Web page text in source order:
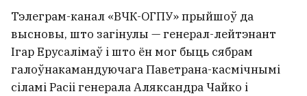
Тэлеграм-канал «ВЧК-ОГПУ» прыйшоў да
высновы, што загінулы — генерал-лейтэнант
Ігар Ерусалімаў і што ён мог быць сябрам
галоўнакамандуючага Паветрана-касмічнымі
сіламі Расіі генерала Аляксандра Чайко і